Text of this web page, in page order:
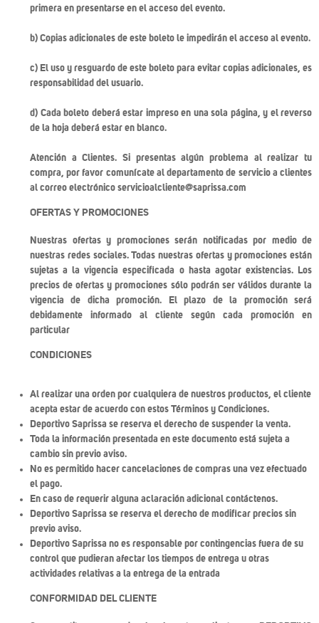
primera en presentarse en el acceso del evento.
b) Copias adicionales de este boleto le impedirán el acceso al evento.
c) El uso y resguardo de este boleto para evitar copias adicionales, es
responsabilidad del usuario.
d) Cada boleto deberá estar impreso en una sola página, y el reverso
de la hoja deberá estar en blanco.
Atención a Clientes. Si presentas algún problema al realizar tu
compra, por favor comunícate al departamento de servicio a clientes
al correo electrónico servicioalcliente@saprissa.com
OFERTAS Y PROMOCIONES
Nuestras ofertas y promociones serán notificadas por medio de
nuestras redes sociales. Todas nuestras ofertas y promociones están
sujetas a la vigencia especificada o hasta agotar existencias. Los
precios de ofertas y promociones sólo podrán ser válidos durante la
vigencia de dicha promoción. El plazo de la promoción será
debidamente informado al cliente según cada promoción en
particular
CONDICIONES
Al realizar una orden por cualquiera de nuestros productos, el cliente
acepta estar de acuerdo con estos Términos y Condiciones.
Deportivo Saprissa se reserva el derecho de suspender la venta.
Toda la información presentada en este documento está sujeta a
cambio sin previo aviso.
No es permitido hacer cancelaciones de compras una vez efectuado
el pago.
En caso de requerir alguna aclaración adicional contáctenos.
Deportivo Saprissa se reserva el derecho de modificar precios sin
previo aviso.
Deportivo Saprissa no es responsable por contingencias fuera de su
control que pudieran afectar los tiempos de entrega u otras
actividades relativas a la entrega de la entrada
CONFORMIDAD DEL CLIENTE